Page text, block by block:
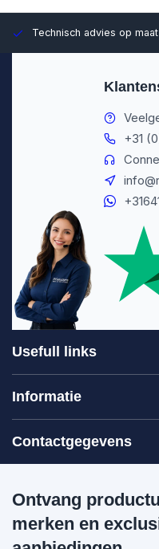
Technisch advies op maat
+31
Usefull links
Informatie
Contactgegevens
Ontvang
merken en